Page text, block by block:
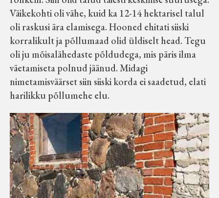
Õpperada
Muud koduloolist Velise mailt
Märjamaa ümbruse valdade
elanike nimekirjad seisuga
15.12.1938
Velise kultuuri ja hariduse selts
Virtuaalnäitused
Otsi
Väikekohti oli vähe, kuid ka 12-14 hektarisel talul
oli raskusi ära elamisega. Hooned ehitati siiski
korralikult ja põllumaad olid üldiselt head. Tegu
oli ju mõisalähedaste põldudega, mis päris ilma
väetamiseta polnud jäänud. Midagi
nimetamisväärset siin siiski korda ei saadetud, elati
harilikku põllumehe elu.